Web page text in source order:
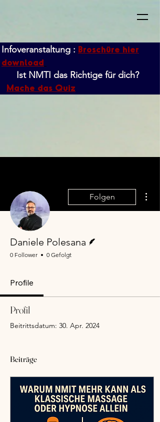
Infoveranstaltung : Broschüre hier
download
Ist NMTI das Richtige für dich?
Mache das Quiz
Folgen
Daniele Polesana
0 Follower 0 Gefolgt
Profile
Profil
Beitrittsdatum: 30. Apr. 2024
Beiträge